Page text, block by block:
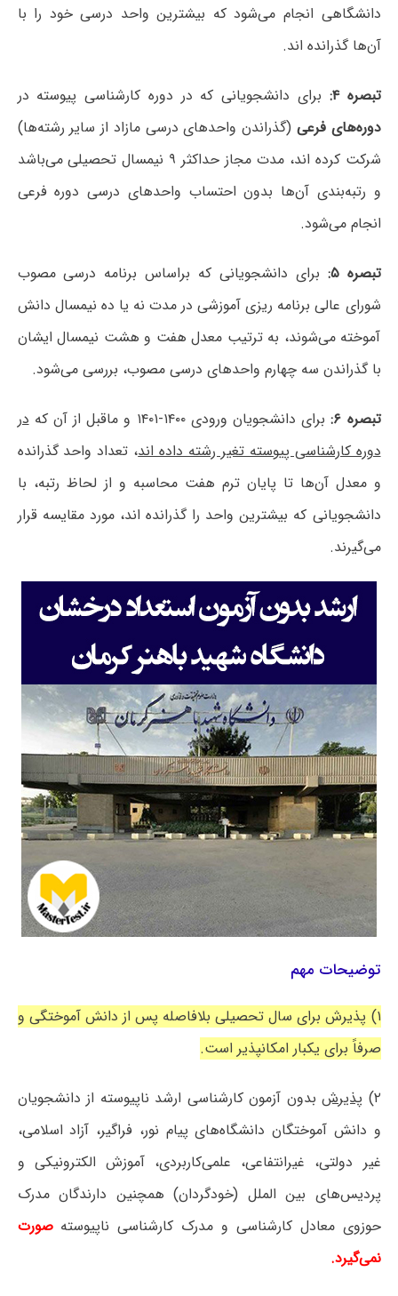
دانشگاهی انجام می‌شود که بیشترین واحد درسی خود را با
آن‌ها گذرانده اند.
تبصره ۴:
برای دانشجویانی که در دوره کارشناسی پیوسته در
دوره‌های فرعی (گذراندن واحدهای درسی مازاد از سایر رشته‌ها)
شرکت کرده اند، مدت مجاز حداکثر ۹ نیمسال تحصیلی می‌باشد
و رتبه‌بندی آن‌ها بدون احتساب واحدهای درسی دوره فرعی
انجام می‌شود.
تبصره ۵:
برای دانشجویانی که براساس برنامه درسی مصوب
شورای عالی برنامه ریزی آموزشی در مدت نه یا ده نیمسال دانش
آموخته می‌شوند، به ترتیب معدل هفت و هشت نیمسال ایشان
با گذراندن سه چهارم واحدهای درسی مصوب، بررسی می‌شود.
تبصره ۶: برای دانشجویان ورودی ۱۴۰۰-۱۴۰۱ و ماقبل از آن که
در
دوره کارشناسی پیوسته تغیر رشته داده اند، تعداد واحد گذرانده
و معدل آن‌ها تا پایان ترم هفت محاسبه و از لحاظ رتبه، با
دانشجویانی که بیشترین واحد را گذرانده اند، مورد مقایسه قرار
می‌گیرند.
توضیحات مهم
۱) پذیرش برای سال تحصیلی بلافاصله پس از دانش آموختگی و
صرفاً برای یکبار امکانپذیر است.
۲) پذیرش بدون آزمون کارشناسی ارشد ناپیوسته از دانشجویان
و دانش آموختگان دانشگاه‌های پیام نور، فراگیر، آزاد اسلامی،
غیر دولتی، غیرانتفاعی، علمی‌کاربردی، آموزش الکترونیکی و
پردیس‌های بین الملل (خودگردان) همچنین دارندگان مدرک
حوزوی معادل کارشناسی و مدرک کارشناسی ناپیوستهصورت
نمی‌گیرد.